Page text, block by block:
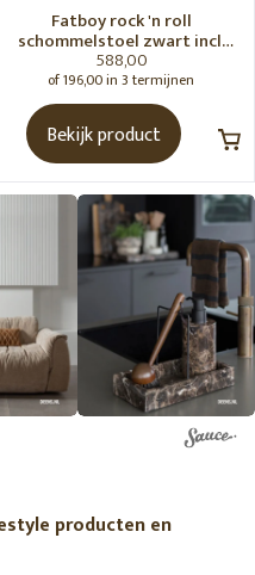
Fatboy rock 'n roll
schommelstoel zwart incl.
original Outdoor zitzak
Stripe Cacao
588,00
of 196,00 in 3 termijnen
Bekijk product
producten en